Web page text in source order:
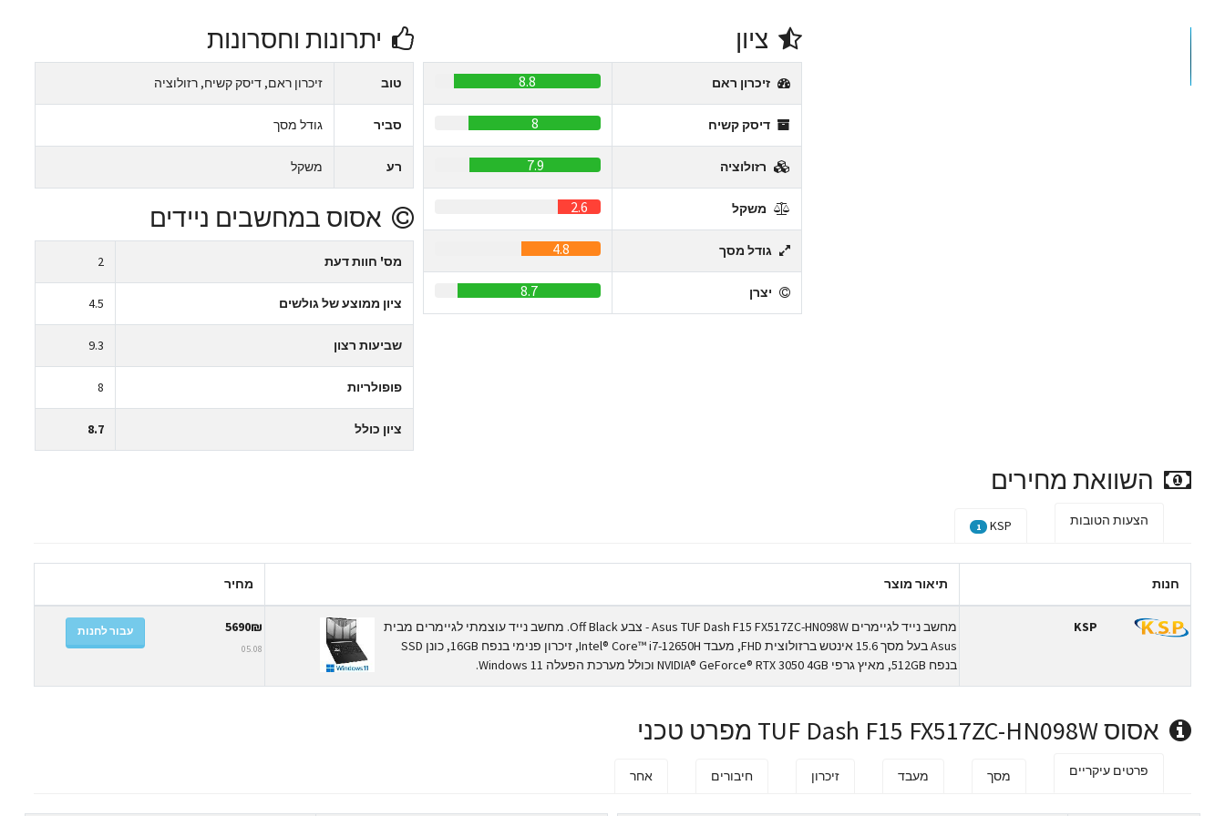
ציון
זיכרון ראם 8.8
דיסק קשיח 8
רזולוציה 7.9
משקל 2.6
גודל מסך 4.8
יצרן 8.7
יתרונות וחסרונות
טוב זיכרון ראם, דיסק קשיח, רזולוציה
סביר גודל מסך
רע משקל
אסוס במחשבים ניידים
מס' חוות דעת 2
ציון ממוצע של גולשים 4.5
שביעות רצון 9.3
פופולריות 8
ציון כולל 8.7
השוואת מחירים
הצעות הטובות KSP
1
חנות תיאור מוצר מחיר
KSP
מחשב נייד לגיימרים Asus TUF Dash F15 FX517ZC-HN098W - צבע Off Black. מחשב נייד עוצמתי לגיימרים מבית
Asus בעל מסך 15.6 אינטש ברזולוצית FHD, מעבד Intel® Core™ i7-12650H, זיכרון פנימי בנפח 16GB, כונן SSD
בנפח 512GB, מאיץ גרפי NVIDIA® GeForce® RTX 3050 4GB וכולל מערכת הפעלה Windows 11.
5690₪
05.08
עבור לחנות
אסוס TUF Dash F15 FX517ZC-HN098W מפרט טכני
פרטים עיקריים מסך מעבד זיכרון חיבורים אחר